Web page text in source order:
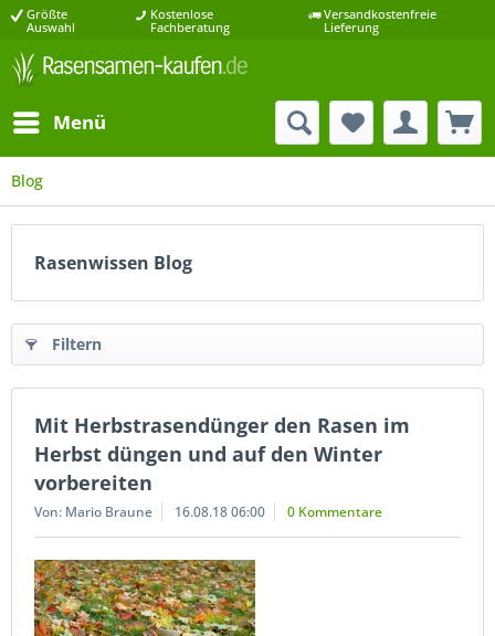
Größte
Auswahl
Kostenlose
Fachberatung
Versandkostenfreie
Lieferung
Menü
Blog
Rasenwissen Blog
Filtern
Mit Herbstrasendünger den Rasen im
Herbst düngen und auf den Winter
vorbereiten
Von: Mario Braune 16.08.18 06:00 0 Kommentare